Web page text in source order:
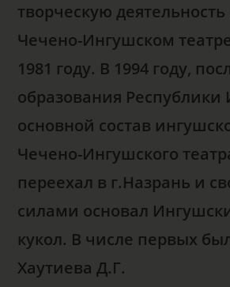
творческую
Чечено-Ингушском
1981 году. В 1994 году,
образования Республики
основной состав
Чечено-Ингушского
переехал в г.Назрань и
силами основал
кукол. В числе первых
Хаутиева Д.Г.